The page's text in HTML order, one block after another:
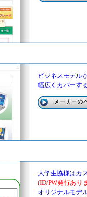
ビジネスモデル
幅広くカバーす
大学生協様はカ
(ID/PW発行あり
オリジナルモデ